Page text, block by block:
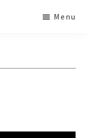
Menu